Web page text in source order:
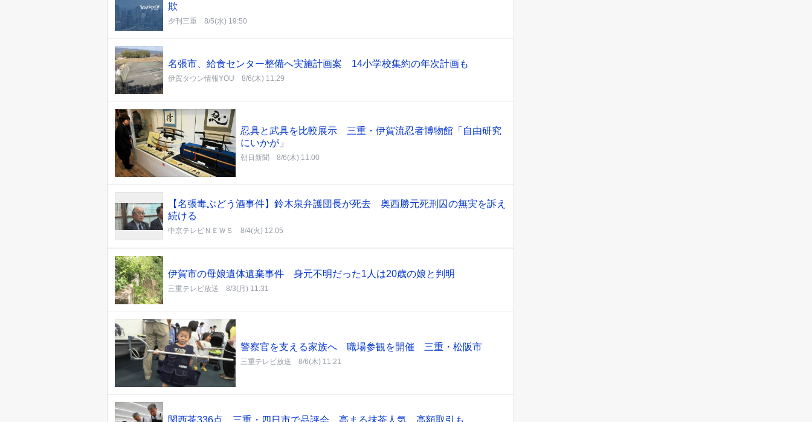
欺
夕刊三重 8/5(水) 19:50
名張市、給食センター整備へ実施計画案 14小学校集約の年次計画も
伊賀タウン情報YOU 8/6(木) 11:29
忍具と武具を比較展示 三重・伊賀流忍者博物館「自由研究
にいかが」
朝日新聞 8/6(木) 11:00
【名張毒ぶどう酒事件】鈴木泉弁護団長が死去 奥西勝元死刑囚の無実を訴え
続ける
中京テレビＮＥＷＳ 8/4(火) 12:05
伊賀市の母娘遺体遺棄事件 身元不明だった1人は20歳の娘と判明
三重テレビ放送 8/3(月) 11:31
警察官を支える家族へ 職場参観を開催 三重・松阪市
三重テレビ放送 8/6(木) 11:21
関西茶336点、三重・四日市で品評会 高まる抹茶人気、高額取引も